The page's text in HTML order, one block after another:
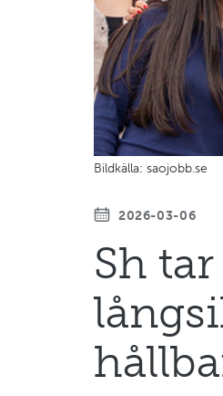
Bildkälla: saojobb.se
2026-03-06
Sh